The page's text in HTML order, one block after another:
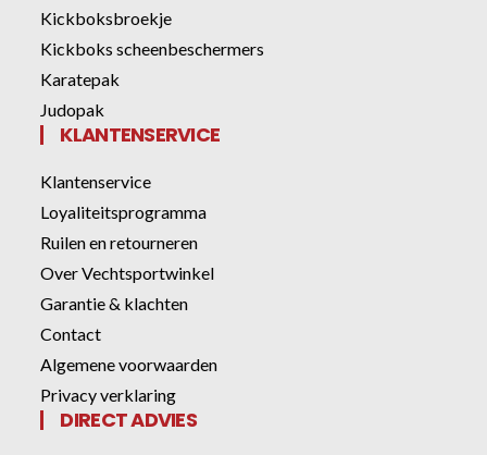
Kickboksbroekje
Kickboks scheenbeschermers
Karatepak
Judopak
KLANTENSERVICE
Klantenservice
Loyaliteitsprogramma
Ruilen en retourneren
Over Vechtsportwinkel
Garantie & klachten
Contact
Algemene voorwaarden
Privacy verklaring
DIRECT ADVIES